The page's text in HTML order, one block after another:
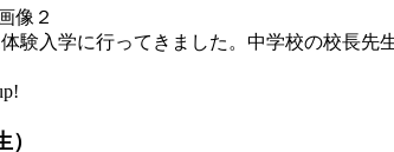
験入学に行ってきました。中学校の校長先